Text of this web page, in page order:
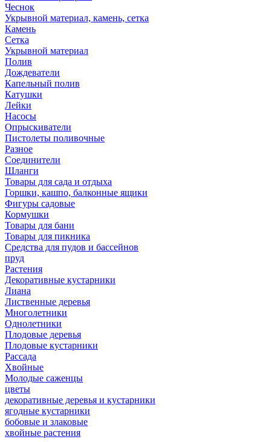
Чеснок
Укрывной материал, камень, сетка
Камень
Сетка
Укрывной материал
Полив
Дождеватели
Капельный полив
Катушки
Лейки
Насосы
Опрыскиватели
Пистолеты поливочные
Разное
Соединители
Шланги
Товары для сада и отдыха
Горшки, кашпо, балконные ящики
Фигуры садовые
Кормушки
Товары для бани
Товары для пикника
Средства для пудов и бассейнов
пруд
Растения
Декоративные кустарники
Лиана
Лиственные деревья
Многолетники
Однолетники
Плодовые деревья
Плодовые кустарники
Рассада
Хвойные
Молодые саженцы
цветы
декоративные деревья и кустарники
ягодные кустарники
бобовые и злаковые
хвойные растения